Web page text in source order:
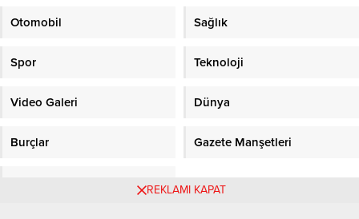
Otomobil Sağlık
Spor Teknoloji
Video Galeri Dünya
Burçlar Gazete Manşetleri
REKLAMI KAPAT